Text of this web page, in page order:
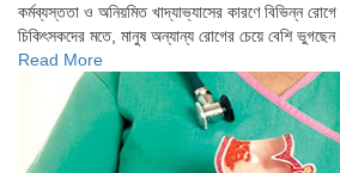
কর্মব্যস্ততা ও অনিয়মিত খাদ্যাভ্যাসের কারণে বিভিন্ন
চিকিৎসকদের মতে, মানুষ অন্যান্য রোগের চেয়ে বেশি
Read More